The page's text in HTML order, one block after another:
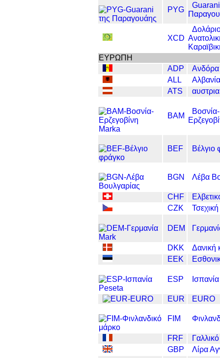
PYG
XCD
ΕΥΡΩΠΗ
ADP
Ανδόρα
ALL
ATS
BAM
Βοσνία-
BEF Βέλγιο
BGN Λέβα
CHF
CZK
DEM
DKK
Δανική
EEK
ESP
EUR EURO
FIM
FRF
GBP
Λίρα